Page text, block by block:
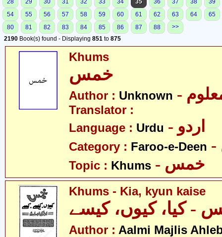
28
29 30 31 32 33 34 35 36 37 38
39
54
55 56 57 58 59 60 61 62 63 64
65
80
81 82 83 84 85 86 87 88
>>
2190 Book(s) found - Displaying 851 to 875
Khums
خمس
Author : Unknown
Translator :
Language : Urdu - اردو
Category : Faroo-e-Deen
Topic : Khums - خمس
Khums - Kia, kyun kaise
- کیا، کیوں، کیسے
Author : Aalmi Majlis